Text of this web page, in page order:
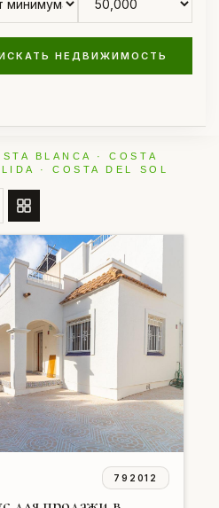
НЕДВИЖИМОСТЬ
BLANCA · COSTA
· COSTA DEL SOL
792012